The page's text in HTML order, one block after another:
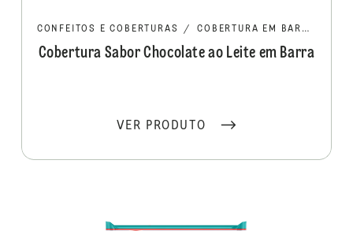
CONFEITOS E COBERTURAS / COBERTURA EM BARRA/MOEDA
Cobertura Sabor Chocolate ao Leite em Barra
VER PRODUTO